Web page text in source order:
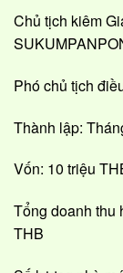
Chủ tịch kiêm
Phó chủ tịch
Thành lập:
Vốn: 10 triệu
Tổng doanh thu
THB